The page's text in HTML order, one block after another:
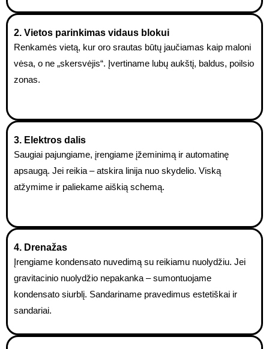
2. Vietos parinkimas vidaus blokui
Renkamės vietą, kur oro srautas būtų jaučiamas kaip maloni
vėsa, o ne „skersvėjis“. Įvertiname lubų aukštį, baldus, poilsio
zonas.
3. Elektros dalis
Saugiai pajungiame, įrengiame įžeminimą ir automatinę
apsaugą. Jei reikia – atskira linija nuo skydelio. Viską
atžymime ir paliekame aiškią schemą.
4. Drenažas
Įrengiame kondensato nuvedimą su reikiamu nuolydžiu. Jei
gravitacinio nuolydžio nepakanka – sumontuojame
kondensato siurblį. Sandariname pravedimus estetiškai ir
sandariai.